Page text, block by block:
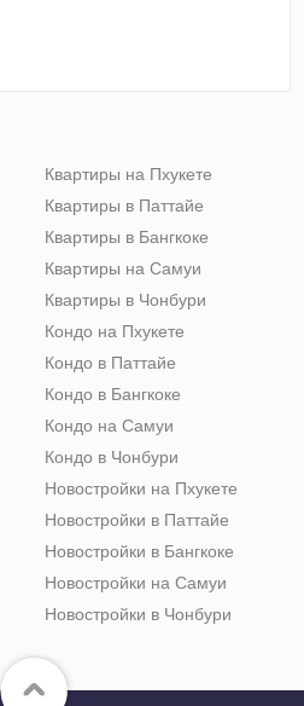
Квартиры на Пхукете
Квартиры в Паттайе
Квартиры в Бангкоке
Квартиры на Самуи
Квартиры в Чонбури
Кондо на Пхукете
Кондо в Паттайе
Кондо в Бангкоке
Кондо на Самуи
Кондо в Чонбури
Новостройки на Пхукете
Новостройки в Паттайе
Новостройки в Бангкоке
Новостройки на Самуи
Новостройки в Чонбури